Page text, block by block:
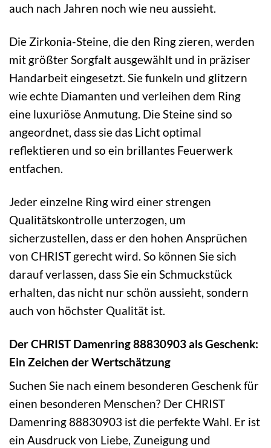
auch nach Jahren noch wie neu aussieht.
Die Zirkonia-Steine, die den Ring zieren, werden
mit größter Sorgfalt ausgewählt und in präziser
Handarbeit eingesetzt. Sie funkeln und glitzern
wie echte Diamanten und verleihen dem Ring
eine luxuriöse Anmutung. Die Steine sind so
angeordnet, dass sie das Licht optimal
reflektieren und so ein brillantes Feuerwerk
entfachen.
Jeder einzelne Ring wird einer strengen
Qualitätskontrolle unterzogen, um
sicherzustellen, dass er den hohen Ansprüchen
von CHRIST gerecht wird. So können Sie sich
darauf verlassen, dass Sie ein Schmuckstück
erhalten, das nicht nur schön aussieht, sondern
auch von höchster Qualität ist.
Der CHRIST Damenring 88830903 als Geschenk:
Ein Zeichen der Wertschätzung
Suchen Sie nach einem besonderen Geschenk für
einen besonderen Menschen? Der CHRIST
Damenring 88830903 ist die perfekte Wahl. Er ist
ein Ausdruck von Liebe, Zuneigung und